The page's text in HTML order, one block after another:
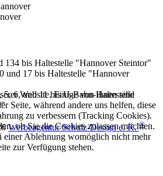
134 bis Haltestelle "Hannover Steintor"
und 17 bis Haltestelle "Hannover
5, 6, und 11 bis U-Bahn-Haltestelle
Werbeagentur Schulz-Design e. K.®
Website. Einige von ihnen sind
Seite, während andere uns helfen, diese
zu verbessern (Tracking Cookies).
ob Sie die Cookies zulassen möchten.
einer Ablehnung womöglich nicht mehr
zur Verfügung stehen.